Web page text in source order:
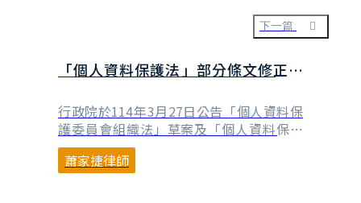
人的角度來看，這樣的商業策略利弊為何，
值得思考。 姓名可以申請商標嗎？ 將名字
申請為商標的前提⋯
下一篇
「個人資料保護法」部分條文修正草
行政院於114年3月27日公告「個人資料保
護委員會組織法」草案及「個人資料保護
法」部分條文修正草案，並稱這次的修法
「完備獨立監督機制及執法權限，建
蕭家捷律師